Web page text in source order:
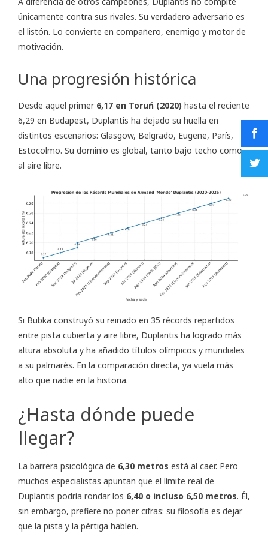
únicamente contra sus rivales. Su verdadero adversario es
el listón. Lo convierte en compañero, enemigo y motor de
motivación.
Una progresión histórica
Desde aquel primer 6,17 en Toruń (2020) hasta el reciente
6,29 en Budapest, Duplantis ha dejado su huella en
distintos escenarios: Glasgow, Belgrado, Eugene, París,
Estocolmo. Su dominio es global, tanto bajo techo como
al aire libre.
Si Bubka construyó su reinado en 35 récords repartidos
entre pista cubierta y aire libre, Duplantis ha logrado más
altura absoluta y ha añadido títulos olímpicos y mundiales
a su palmarés. En la comparación directa, ya vuela más
alto que nadie en la historia.
¿Hasta dónde puede
llegar?
La barrera psicológica de 6,30 metros está al caer. Pero
muchos especialistas apuntan que el límite real de
Duplantis podría rondar los 6,40 o incluso 6,50 metros. Él,
sin embargo, prefiere no poner cifras: su filosofía es dejar
que la pista y la pértiga hablen.